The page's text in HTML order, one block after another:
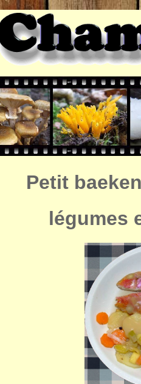
Petit
légumes